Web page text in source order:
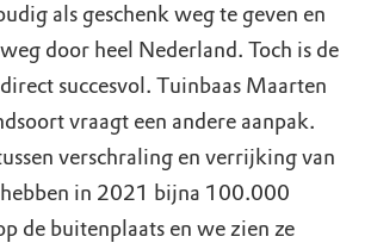
als geschenk weg te geven en
door heel Nederland. Toch is de
succesvol. Tuinbaas Maarten
vraagt een andere aanpak.
verschraling en verrijking van
in 2021 bijna 100.000
de buitenplaats en we zien ze